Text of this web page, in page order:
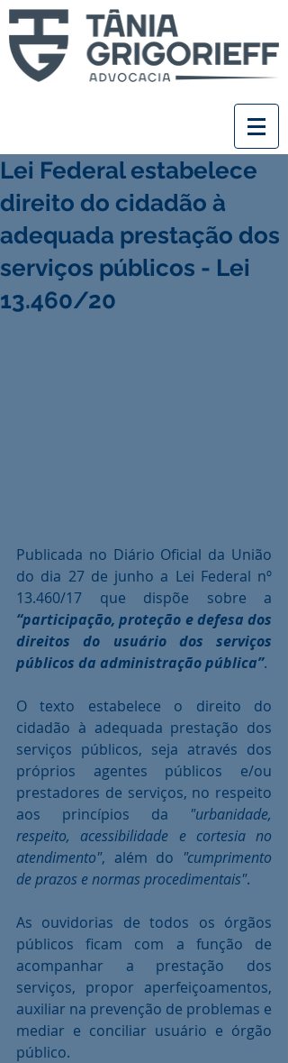
Lei Federal estabelece
direito do cidadão à
adequada prestação dos
serviços públicos - Lei
13.460/20
Publicada no Diário Oficial da União
do dia 27 de junho a Lei Federal nº
“participação, proteção e defesa dos
direitos do usuário dos serviços
públicos da administração pública”.
O texto estabelece o direito do
cidadão à adequada prestação dos
serviços públicos, seja através dos
próprios agentes públicos e/ou
prestadores de serviços, no respeito
aos princípios da "urbanidade,
respeito, acessibilidade e cortesia no
atendimento", além do "cumprimento
de prazos e normas procedimentais".
As ouvidorias de todos os órgãos
públicos ficam com a função de
acompanhar a prestação dos
serviços, propor aperfeiçoamentos,
auxiliar na prevenção de problemas e
mediar e conciliar usuário e órgão
público.